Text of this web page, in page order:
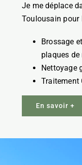
Je me déplace
Toulousain pour
Brossage
plaques
Nettoyage
Traitement
En savoir +